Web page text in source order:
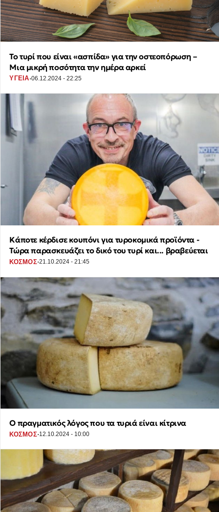
Το τυρί που είναι «ασπίδα» για την οστεοπόρωση –
Μια μικρή ποσότητα την ημέρα αρκεί
ΥΓΕΙΑ·06.12.2024 - 22:25
Κάποτε κέρδισε κουπόνι για τυροκομικά προϊόντα -
Τώρα παρασκευάζει το δικό του τυρί και... βραβεύεται
ΚΟΣΜΟΣ·21.10.2024 - 21:45
Ο πραγματικός λόγος που τα τυριά είναι κίτρινα
ΚΟΣΜΟΣ·12.10.2024 - 10:00